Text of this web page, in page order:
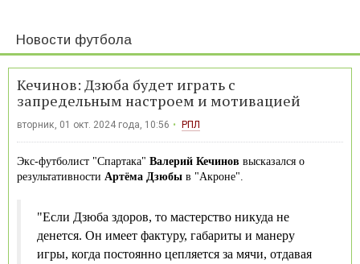
Новости футбола
Кечинов: Дзюба будет играть с
запредельным настроем и мотивацией
вторник, 01 окт. 2024 года, 10:56 РПЛ
Экс-футболист "Спартака" Валерий Кечинов высказался о
результативности Артёма Дзюбы в "Акроне".
"Если Дзюба здоров, то мастерство никуда не
денется. Он имеет фактуру, габариты и манеру
игры, когда постоянно цепляется за мячи, отдавая